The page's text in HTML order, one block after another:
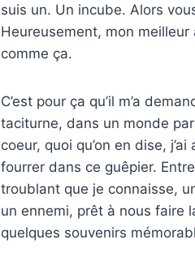
suis un. Un incube. Alors
Heureusement, mon
comme ça.
C’est pour ça qu’il m’a
taciturne, dans un monde
coeur, quoi qu’on en dise,
fourrer dans ce guêpier.
troublant que je connaisse,
un ennemi, prêt à nous faire
quelques souvenirs